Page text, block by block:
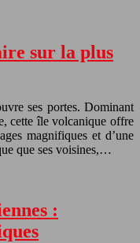
sur la plus
ses portes. Dominant
cette île volcanique offre
magnifiques et d’une
que ses voisines,…
: